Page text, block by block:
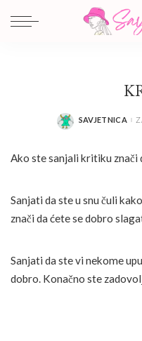
POSTED
SAVJETNICA
Ako ste sanjali kritiku znači
Sanjati da ste u snu čuli
znači da ćete se dobro
Sanjati da ste vi nekome
dobro. Konačno ste